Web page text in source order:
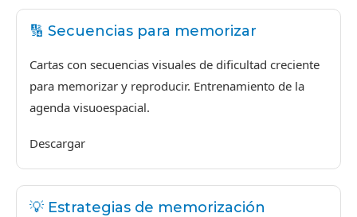
🔢 Secuencias para memorizar
Cartas con secuencias visuales de dificultad creciente
para memorizar y reproducir. Entrenamiento de la
agenda visuoespacial.
Descargar
💡 Estrategias de memorización